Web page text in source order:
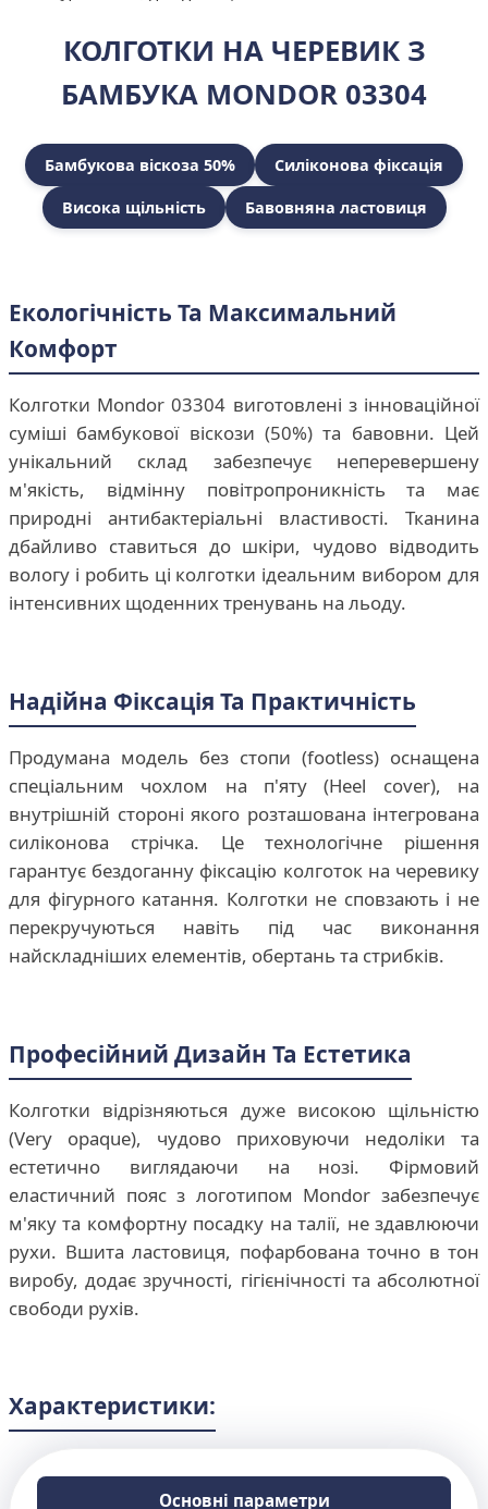
КОЛГОТКИ НА ЧЕРЕВИК З
БАМБУКА MONDOR 03304
Бамбукова віскоза 50% Силіконова фіксація
Висока щільність Бавовняна ластовиця
Екологічність Та Максимальний
Комфорт
Колготки Mondor 03304 виготовлені з інноваційної
суміші бамбукової віскози (50%) та бавовни. Цей
унікальний склад забезпечує неперевершену
м'якість, відмінну повітропроникність та має
природні антибактеріальні властивості. Тканина
дбайливо ставиться до шкіри, чудово відводить
вологу і робить ці колготки ідеальним вибором для
інтенсивних щоденних тренувань на льоду.
Надійна Фіксація Та Практичність
Продумана модель без стопи (footless) оснащена
спеціальним чохлом на п'яту (Heel cover), на
внутрішній стороні якого розташована інтегрована
силіконова стрічка. Це технологічне рішення
гарантує бездоганну фіксацію колготок на черевику
для фігурного катання. Колготки не сповзають і не
перекручуються навіть під час виконання
найскладніших елементів, обертань та стрибків.
Професійний Дизайн Та Естетика
Колготки відрізняються дуже високою щільністю
(Very opaque), чудово приховуючи недоліки та
естетично виглядаючи на нозі. Фірмовий
еластичний пояс з логотипом Mondor забезпечує
м'яку та комфортну посадку на талії, не здавлюючи
рухи. Вшита ластовиця, пофарбована точно в тон
виробу, додає зручності, гігієнічності та абсолютної
свободи рухів.
Характеристики:
Основні параметри